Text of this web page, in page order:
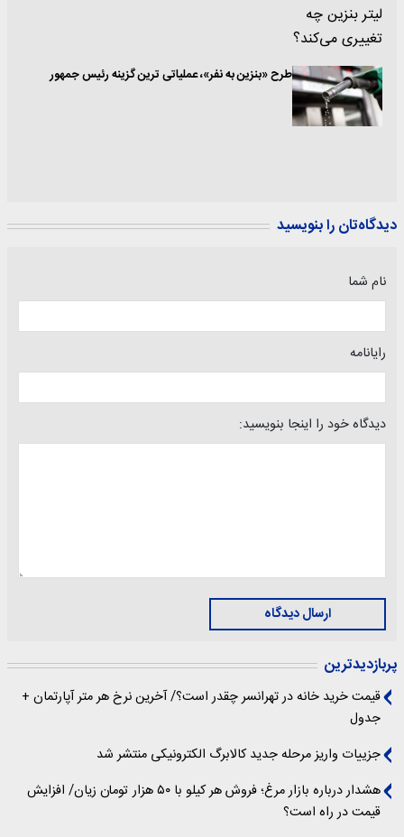
طرح «بنزین به نفر»، عملیاتی ترین گزینه رئیس جمهور
دیدگاه‌تان را بنویسید
نام شما
رایانامه
دیدگاه خود را اینجا بنویسید:
ارسال دیدگاه
پربازدیدترین
قیمت خرید خانه در تهرانسر چقدر است؟/ آخرین نرخ هر متر آپارتمان +
جدول
جزییات واریز مرحله جدید کالابرگ الکترونیکی منتشر شد
هشدار درباره بازار مرغ؛ فروش هر کیلو با ۵۰ هزار تومان زیان/ افزایش
قیمت در راه است؟